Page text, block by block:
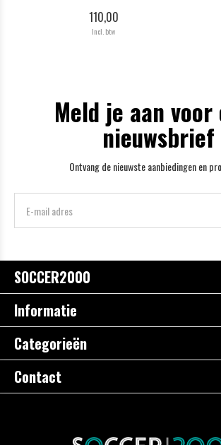
110,00
Incl. btw
Meld je aan voor
nieuwsbrief
Ontvang de nieuwste aanbiedingen en
SOCCER2000
Informatie
Categorieën
Contact